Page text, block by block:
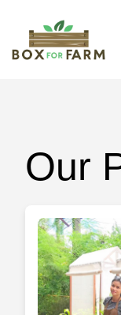
Our